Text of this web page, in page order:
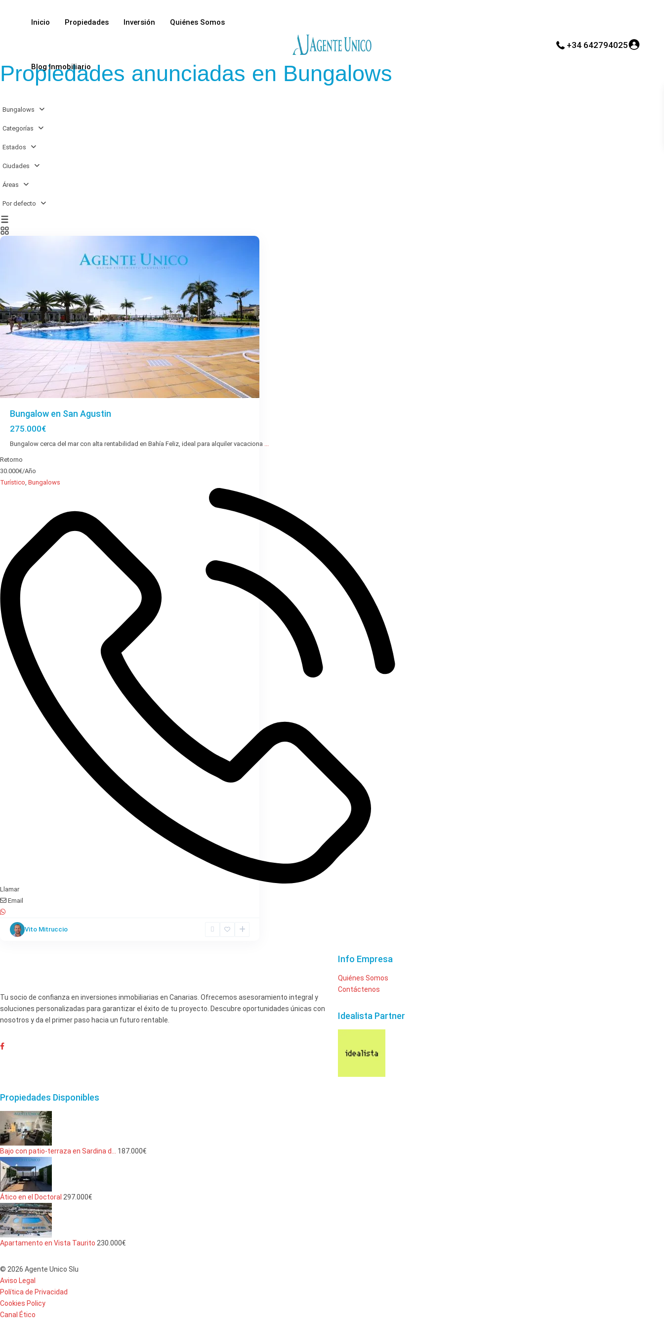
Inicio Propiedades Inversión Quiénes Somos
Blog Inmobiliario
+34 642794025
Propiedades anunciadas en Bungalows
Bungalows
Categorías
Estados
Ciudades
Áreas
Por defecto
Agustín-
Bungalow en San Agustin
275.000€
Bungalow cerca del mar con alta rentabilidad en Bahía Feliz, ideal para alquiler vacaciona ...
Retorno
30.000€/Año
Turístico, Bungalows
Llamar
Email
Vito Mitruccio
Tu socio de confianza en inversiones inmobiliarias en Canarias. Ofrecemos asesoramiento integral y
soluciones personalizadas para garantizar el éxito de tu proyecto. Descubre oportunidades únicas con
nosotros y da el primer paso hacia un futuro rentable.
Info Empresa
Quiénes Somos
Contáctenos
Idealista Partner
Propiedades Disponibles
Bajo con patio-terraza en Sardina d... 187.000€
Ático en el Doctoral 297.000€
Apartamento en Vista Taurito 230.000€
© 2026 Agente Unico Slu
Aviso Legal
Política de Privacidad
Cookies Policy
Canal Ético